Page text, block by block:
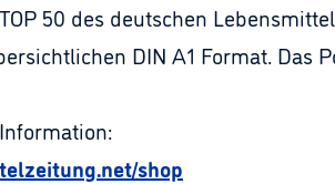
50 des deutschen
DIN A1 Format. Das
shop